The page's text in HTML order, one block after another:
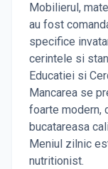
Mobilierul,
au fost
specifice
cerintele si
Educatiei si
Mancarea se
foarte modern,
bucatareasa
Meniul zilnic
nutritionist.